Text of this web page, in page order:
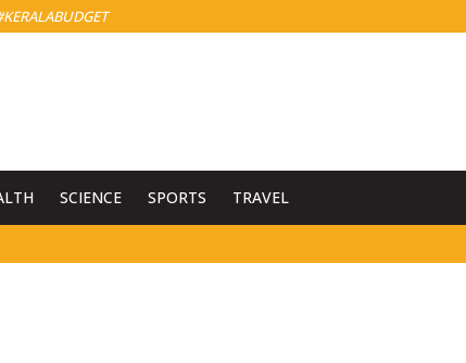
SCIENCE SPORTS TRAVEL